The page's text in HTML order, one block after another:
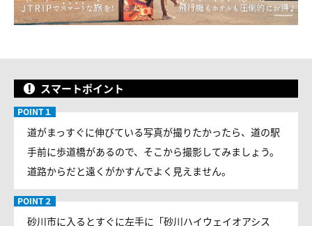
スマートポイント
道がまっすぐに伸びている写真が撮りたかったら、道の駅
手前に歩道橋があるので、そこから撮影してみましょう。
道路からだと遠くがかすんでよく見えません。
砂川市に入るとすぐに左手に「砂川ハイウェイオアシス